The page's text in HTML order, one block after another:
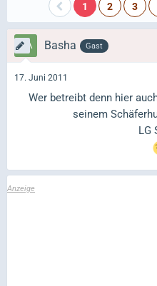
1 2 3
Basha Gast
17. Juni 2011
Wer betreibt denn hier
seinem
LG